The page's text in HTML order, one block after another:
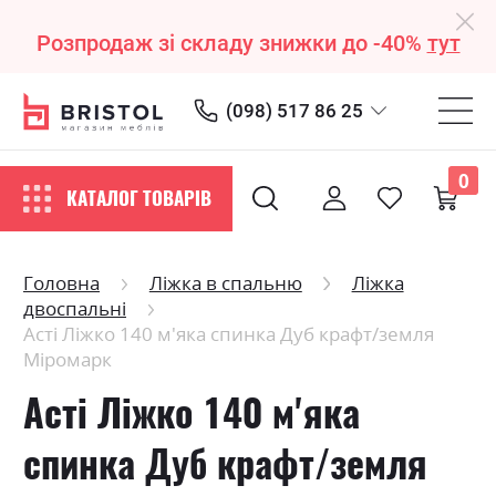
Розпродаж зі складу знижки до -40% тут
(098) 517 86 25
КАТАЛОГ ТОВАРІВ
0
Головна Ліжка в спальню
Ліжка
двоспальні
Асті Ліжко 140 м'яка спинка Дуб крафт/земля
Міромарк
Асті Ліжко 140 м'яка
спинка Дуб крафт/земля